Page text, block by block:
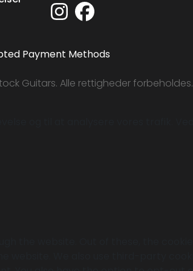
Guitars. Alle rettigheder forbeholdes.